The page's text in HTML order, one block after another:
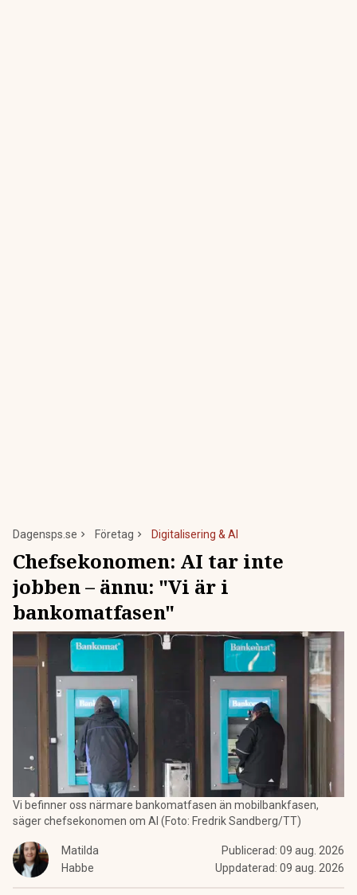
Dagensps.se Företag Digitalisering & AI
Chefsekonomen: AI tar inte
jobben – ännu: "Vi är i
bankomatfasen"
Vi befinner oss närmare bankomatfasen än mobilbankfasen,
säger chefsekonomen om AI (Foto: Fredrik Sandberg/TT)
Matilda
Habbe
Publicerad: 09 aug. 2026
Uppdaterad: 09 aug. 2026